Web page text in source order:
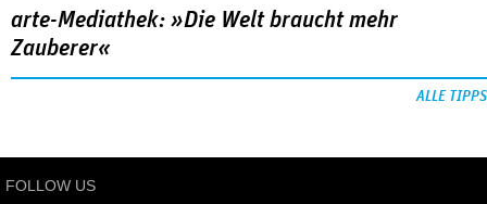
arte-Mediathek: »Die Welt braucht mehr
Zauberer«
ALLE TIPPS
FOLLOW US